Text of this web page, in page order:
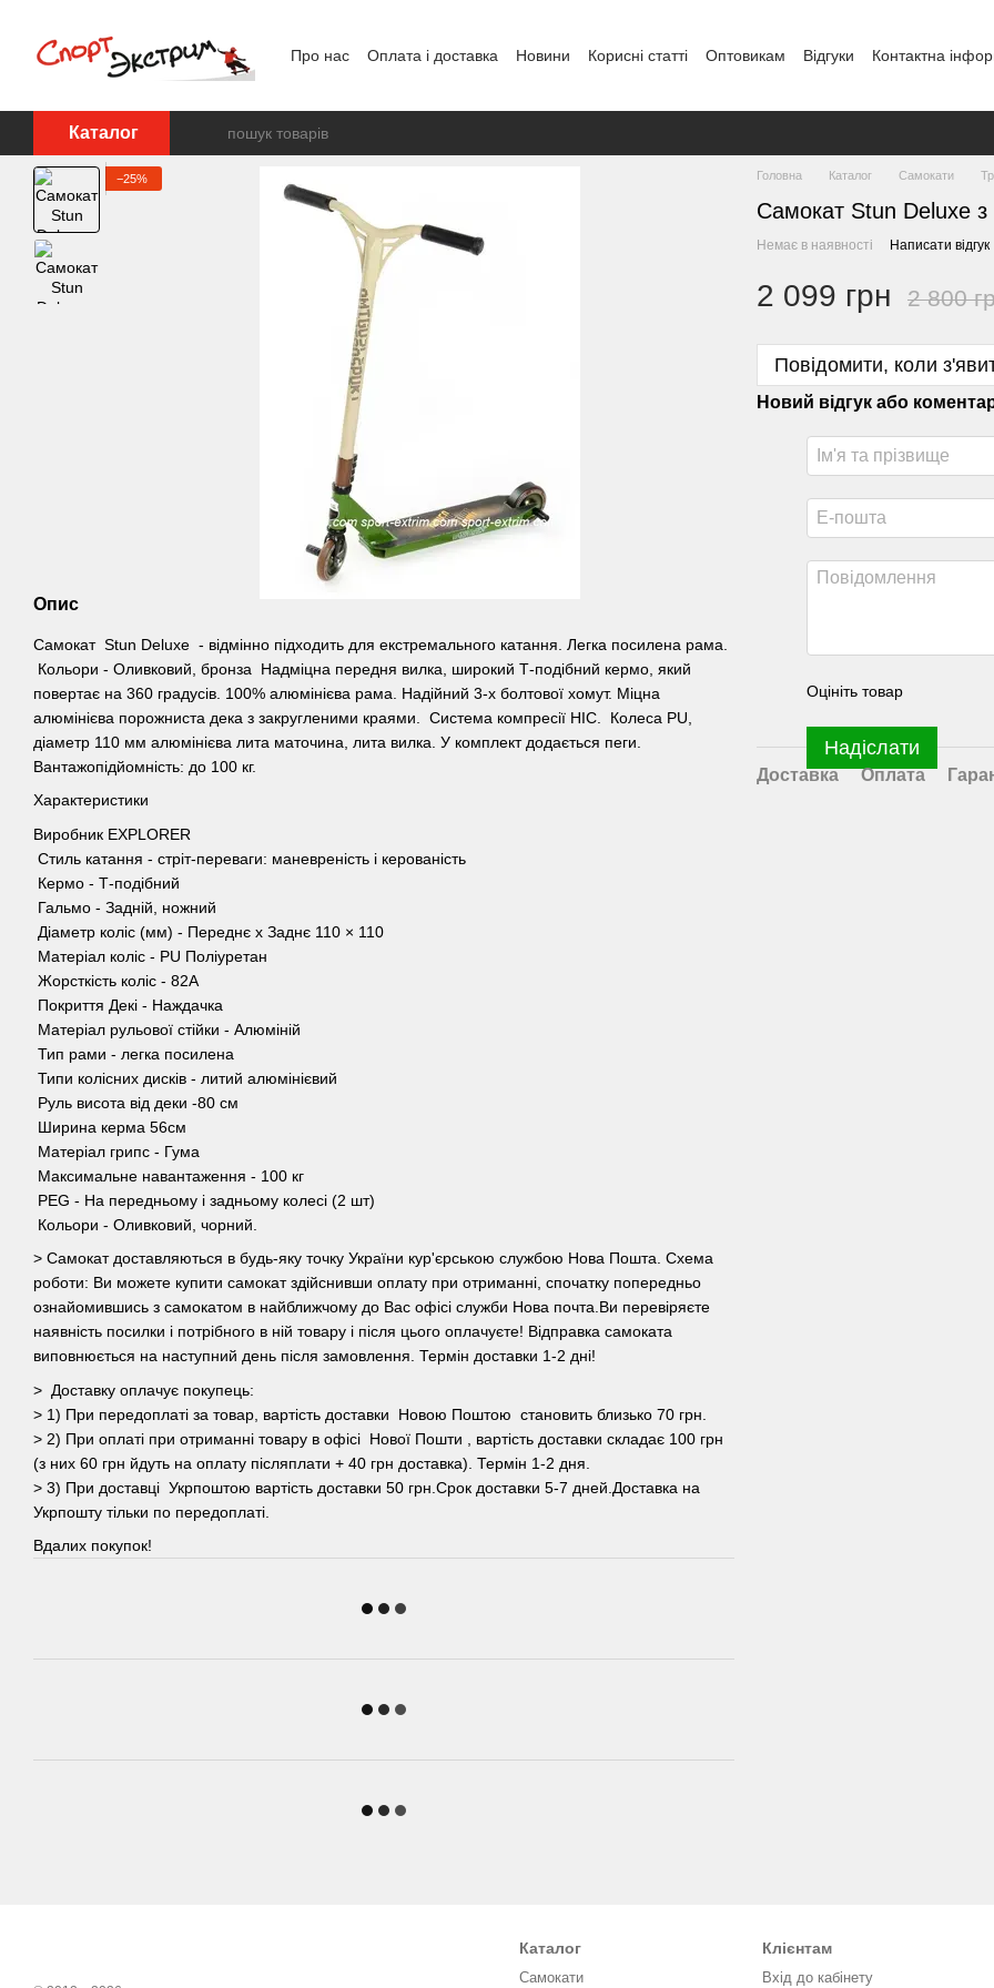
Про нас Оплата і доставка Новини Кориcні статті Оптовикам Відгуки Контактна
Каталог
−25%
Опис
Самокат Stun Deluxe - відмінно підходить для екстремального катання. Легка посилена рама.
Кольори - Оливковий, бронза Надміцна передня вилка, широкий Т-подібний кермо, який
повертає на 360 градусів. 100% алюмінієва рама. Надійний 3-х болтової хомут. Міцна
алюмінієва порожниста дека з закругленими краями. Система компресії HIC. Колеса PU,
діаметр 110 мм алюмінієва лита маточина, лита вилка. У комплект додається пеги.
Вантажопідйомність: до 100 кг.
Характеристики
Виробник EXPLORER
Стиль катання - стріт-переваги: ​​маневреність і керованість
Кермо - Т-подібний
Гальмо - Задній, ножний
Діаметр коліс (мм) - Переднє х Заднє 110 × 110
Матеріал коліс - PU Поліуретан
Жорсткість коліс - 82А
Покриття Декі - Наждачка
Матеріал рульової стійки - Алюміній
Тип рами - легка посилена
Типи колісних дисків - литий алюмінієвий
Руль висота від деки -80 см
Ширина керма 56см
Матеріал грипс - Гума
Максимальне навантаження - 100 кг
PEG - На передньому і задньому колесі (2 шт)
Кольори - Оливковий, чорний.
> Самокат доставляються в будь-яку точку України кур'єрською службою Нова Пошта. Схема
роботи: Ви можете купити самокат здійснивши оплату при отриманні, спочатку попередньо
ознайомившись з самокатом в найближчому до Вас офісі служби Нова почта.Ви перевіряєте
наявність посилки і потрібного в ній товару і після цього оплачуєте! Відправка самоката
виповнюється на наступний день після замовлення. Термін доставки 1-2 дні!
> Доставку оплачує покупець:
> 1) При передоплаті за товар, вартість доставки Новою Поштою становить близько 70 грн.
> 2) При оплаті при отриманні товару в офісі Нової Пошти , вартість доставки складає 100 грн
(з них 60 грн йдуть на оплату післяплати + 40 грн доставка). Термін 1-2 дня.
> 3) При доставці Укрпоштою вартість доставки 50 грн.Срок доставки 5-7 дней.Доставка на
Укрпошту тільки по передоплаті.
Вдалих покупок!
Головна Каталог Самокати
Самокат Stun Deluxe з
Немає в наявності Написати відгук
2 099 грн 2 800
Повідомити, коли
Новий відгук або
Оцініть товар
Надіслати
Доставка Оплата
Каталог
Самокати
Клієнтам
Вхід до кабінету